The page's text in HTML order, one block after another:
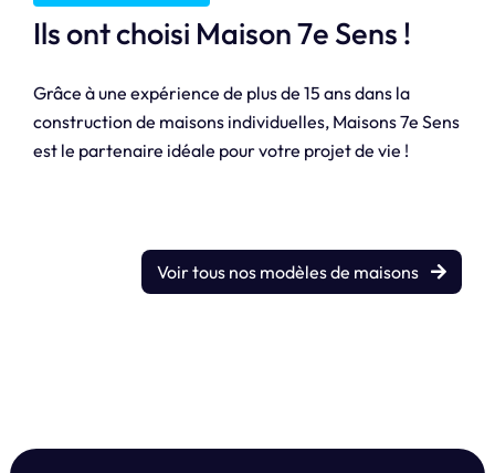
Ils ont choisi Maison 7e Sens !
Grâce à une expérience de plus de 15 ans dans la
construction de maisons individuelles, Maisons 7e Sens
est le partenaire idéale pour votre projet de vie !
Voir tous nos modèles de maisons